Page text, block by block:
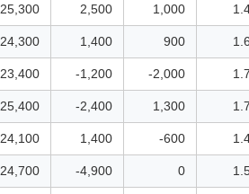
25,300 2,500 1,000
24,300 1,400 900
23,400 -1,200 -2,000
25,400 -2,400 1,300
24,100 1,400 -600
24,700 -4,900 0